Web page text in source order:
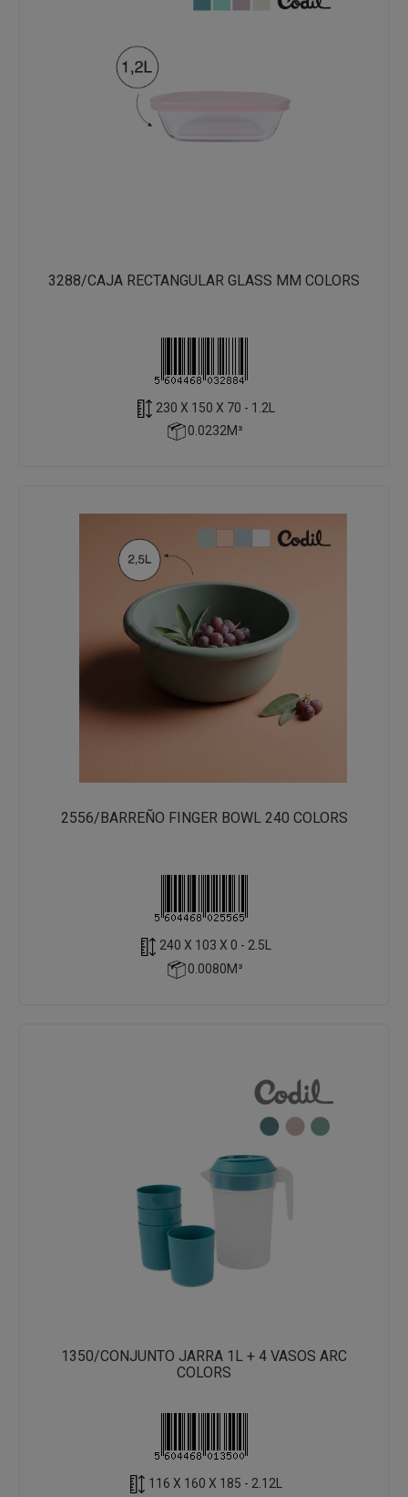
3288/CAJA RECTANGULAR GLASS MM COLORS
230 X 150 X 70 - 1.2L
0.0232M³
2556/BARREÑO FINGER BOWL 240 COLORS
240 X 103 X 0 - 2.5L
0.0080M³
1350/CONJUNTO JARRA 1L + 4 VASOS ARC
COLORS
116 X 160 X 185 - 2.12L